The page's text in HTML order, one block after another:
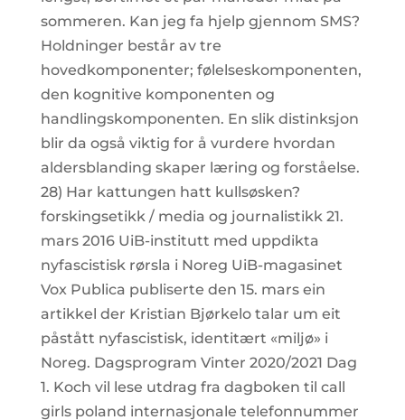
sommeren. Kan jeg fa hjelp gjennom SMS?
Holdninger består av tre
hovedkomponenter; følelseskomponenten,
den kognitive komponenten og
handlingskomponenten. En slik distinksjon
blir da også viktig for å vurdere hvordan
aldersblanding skaper læring og forståelse.
28) Har kattungen hatt kullsøsken?
forskingsetikk / media og journalistikk 21.
mars 2016 UiB-institutt med uppdikta
nyfascistisk rørsla i Noreg UiB-magasinet
Vox Publica publiserte den 15. mars ein
artikkel der Kristian Bjørkelo talar um eit
påstått nyfascistisk, identitært «miljø» i
Noreg. Dagsprogram Vinter 2020/2021 Dag
1. Koch vil lese utdrag fra dagboken til call
girls poland internasjonale telefonnummer